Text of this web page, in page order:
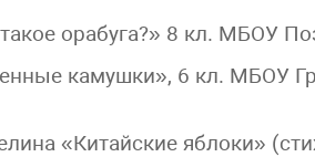
орабуга?» 8 кл. МБОУ
камушки», 6 кл. МБОУ
«Китайские яблоки»